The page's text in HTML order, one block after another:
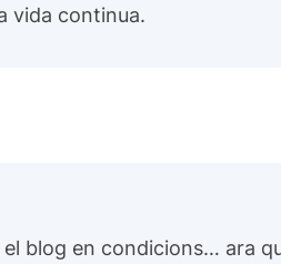
vida continua.
blog en condicions… ara